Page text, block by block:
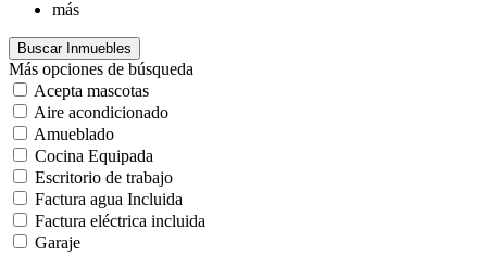
más
Más opciones de búsqueda
Acepta mascotas
Aire acondicionado
Amueblado
Cocina Equipada
Escritorio de trabajo
Factura agua Incluida
Factura eléctrica incluida
Garaje